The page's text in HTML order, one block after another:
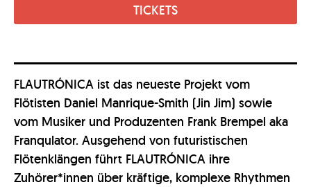
TICKETS
FLAUTRÓNICA ist das neueste Projekt vom
Flötisten Daniel Manrique-Smith (Jin Jim) sowie
vom Musiker und Produzenten Frank Brempel aka
Franqulator. Ausgehend von futuristischen
Flötenklängen führt FLAUTRÓNICA ihre
Zuhörer*innen über kräftige, komplexe Rhythmen